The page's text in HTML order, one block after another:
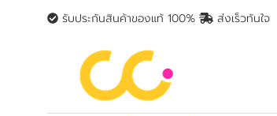
รับประกันสินค้าของแท้ 100% ส่งเร็วทันใจ